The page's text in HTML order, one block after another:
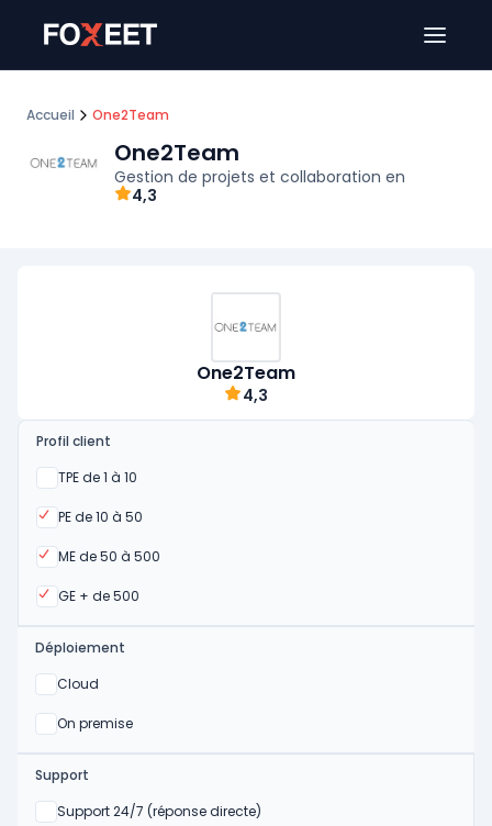
Accueil One2Team
One2Team
Gestion de projets et collaboration en
4,3
One2Team
4,3
Profil client
TPE de 1 à 10
Oui
PE de 10 à 50
Oui
ME de 50 à 500
Oui
GE + de 500
Oui
Déploiement
Cloud
Oui
On premise
Oui
Support
Support 24/7 (réponse directe)
Non